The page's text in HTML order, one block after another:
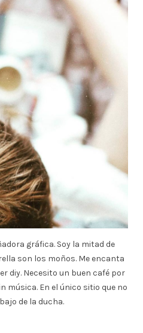
gráfica. Soy la mitad de
son los moños. Me encanta
diy. Necesito un buen café por
música. En el único sitio que no
de la ducha.